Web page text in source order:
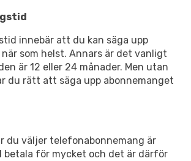
innebär att du kan säga upp
som helst. Annars är det vanligt
är 12 eller 24 månader. Men utan
du rätt att säga upp abonnemanget
du väljer telefonabonnemang är
betala för mycket och det är därför